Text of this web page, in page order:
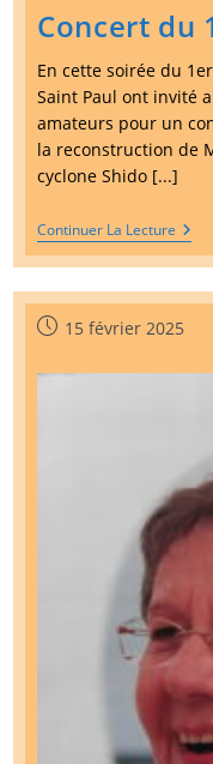
Concert du
En cette soirée du
Saint Paul ont invité
amateurs pour un
la reconstruction de
cyclone Shido [...]
Continuer La Lecture
Du
1er
2025
Publication
15 février 2025